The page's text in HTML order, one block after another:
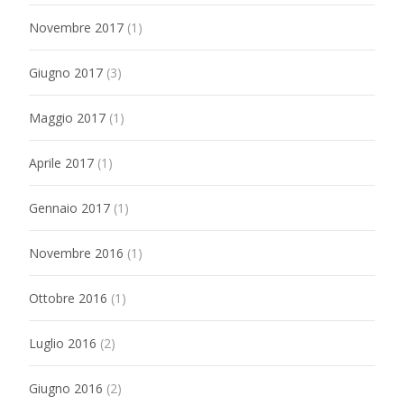
Novembre 2017 (1)
Giugno 2017 (3)
Maggio 2017 (1)
Aprile 2017 (1)
Gennaio 2017 (1)
Novembre 2016 (1)
Ottobre 2016 (1)
Luglio 2016 (2)
Giugno 2016 (2)